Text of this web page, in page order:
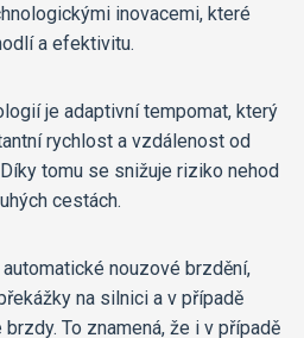
inovacemi, které
a efektivitu.
je adaptivní tempomat, který
rychlost a vzdálenost od
tomu se snižuje riziko nehod
cestách.
nouzové brzdění,
na silnici a v případě
To znamená, že i v případě